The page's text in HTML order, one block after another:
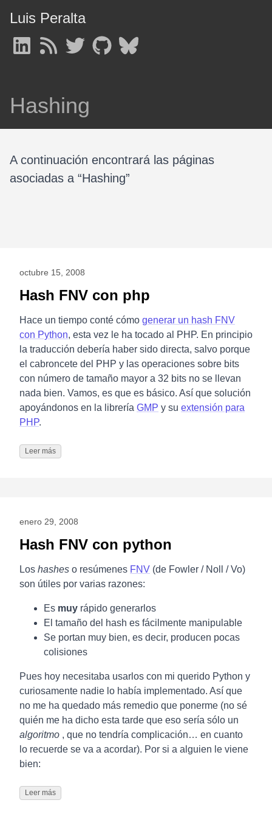
Luis Peralta
Hashing
A continuación encontrará las páginas
asociadas a “Hashing”
octubre 15, 2008
Hash FNV con php
Hace un tiempo conté cómo generar un hash FNV
con Python, esta vez le ha tocado al PHP. En principio
la traducción debería haber sido directa, salvo porque
el cabroncete del PHP y las operaciones sobre bits
con número de tamaño mayor a 32 bits no se llevan
nada bien. Vamos, es que es básico. Así que solución
apoyándonos en la librería GMP y su extensión para
PHP.
Leer más
enero 29, 2008
Hash FNV con python
Los hashes o resúmenes FNV (de Fowler / Noll / Vo)
son útiles por varias razones:
Es muy rápido generarlos
El tamaño del hash es fácilmente manipulable
Se portan muy bien, es decir, producen pocas
colisiones
Pues hoy necesitaba usarlos con mi querido Python y
curiosamente nadie lo había implementado. Así que
no me ha quedado más remedio que ponerme (no sé
quién me ha dicho esta tarde que eso sería sólo un
algoritmo , que no tendría complicación… en cuanto
lo recuerde se va a acordar). Por si a alguien le viene
bien:
Leer más